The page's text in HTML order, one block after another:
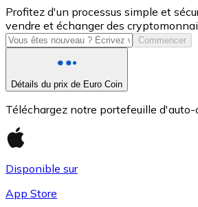
USD Coin
USDC
Profitez d'un processus simple et
vendre et échanger des
Commencer
Détails du prix de Euro Coin
Téléchargez notre portefeuille
Disponible sur
App Store